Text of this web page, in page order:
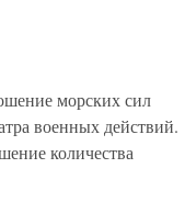
морских сил
военных действий.
количества